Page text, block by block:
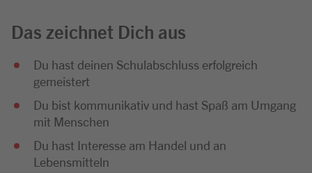
Das zeichnet Dich aus
Du hast deinen Schulabschluss erfolgreich
gemeistert
Du bist kommunikativ und hast Spaß am Umgang
mit Menschen
Du hast Interesse am Handel und an
Lebensmitteln